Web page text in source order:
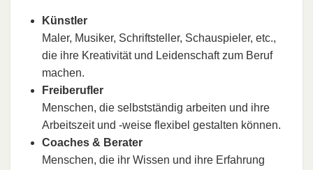
Künstler
Maler, Musiker, Schriftsteller, Schauspieler, etc.,
die ihre Kreativität und Leidenschaft zum Beruf
machen.
Freiberufler
Menschen, die selbstständig arbeiten und ihre
Arbeitszeit und -weise flexibel gestalten können.
Coaches & Berater
Menschen, die ihr Wissen und ihre Erfahrung